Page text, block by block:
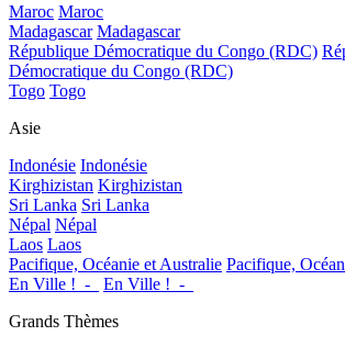
Maroc Maroc
Madagascar Madagascar
République Démocratique du Congo (RDC)
Démocratique du Congo (RDC)
Togo Togo
Asie
Indonésie Indonésie
Kirghizistan Kirghizistan
Sri Lanka Sri Lanka
Népal Népal
Laos Laos
Pacifique, Océanie et Australie Pacifique,
En Ville !_-_
En Ville !_-_
Grands Thèmes